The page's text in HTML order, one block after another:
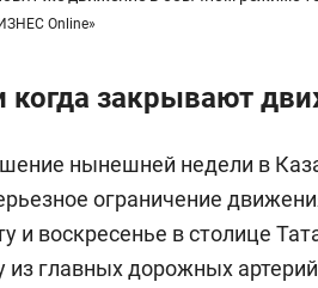
Online»
когда закрывают
нынешней недели в
ограничение
и воскресенье в столице
из главных дорожных